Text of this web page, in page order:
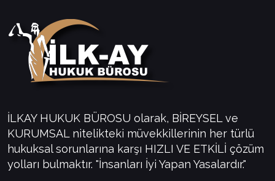
İLKAY HUKUK BÜROSU olarak, BİREYSEL ve
KURUMSAL nitelikteki müvekkillerinin her türlü
hukuksal sorunlarına karşı HIZLI VE ETKİLİ çözüm
yolları bulmaktır. "İnsanları İyi Yapan Yasalardır."